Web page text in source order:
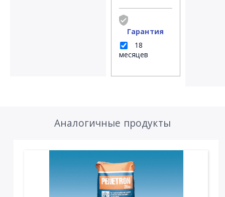
Гарантия
18
месяцев
Аналогичные продукты